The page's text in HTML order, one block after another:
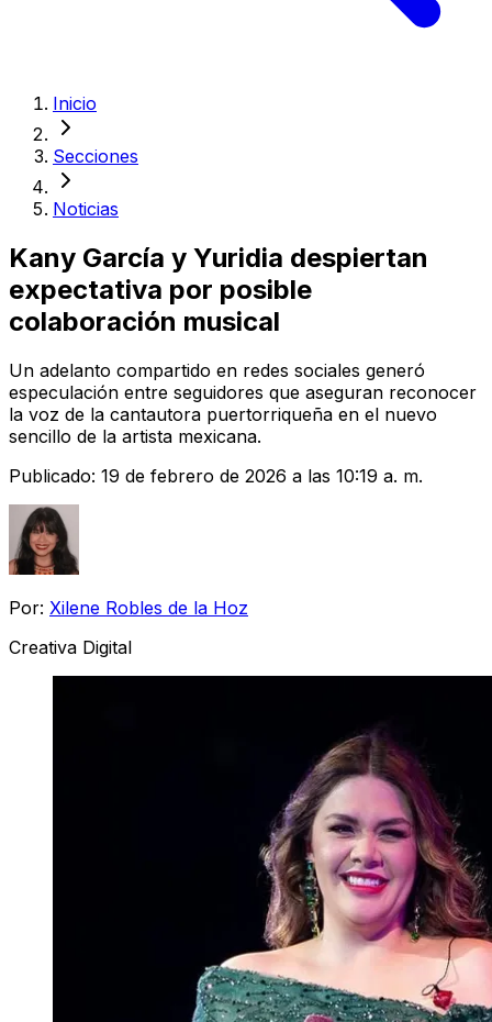
Inicio
Secciones
Noticias
Kany García y Yuridia despiertan
expectativa por posible
colaboración musical
Un adelanto compartido en redes sociales generó
especulación entre seguidores que aseguran reconocer
la voz de la cantautora puertorriqueña en el nuevo
sencillo de la artista mexicana.
Publicado: 19 de febrero de 2026 a las 10:19 a. m.
Por: Xilene Robles de la Hoz
Creativa Digital